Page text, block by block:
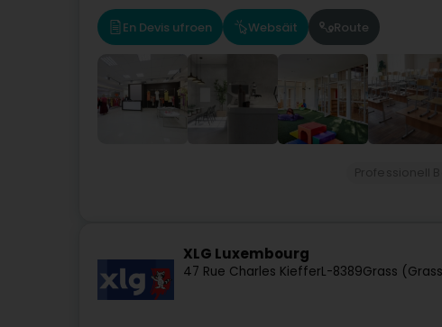
En Devis ufroen Websäit Route
XLG Luxembourg
47 Rue Charles KiefferL-8389Grass